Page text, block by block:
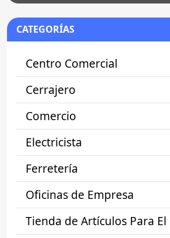
CATEGORÍAS
Centro Comercial
Cerrajero
Comercio
Electricista
Ferretería
Oficinas de Empresa
Tienda de Artículos Para